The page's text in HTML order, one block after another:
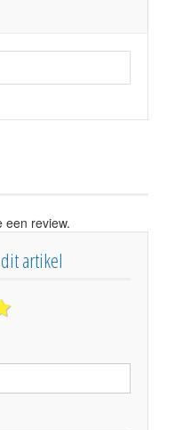
een review.
artikel